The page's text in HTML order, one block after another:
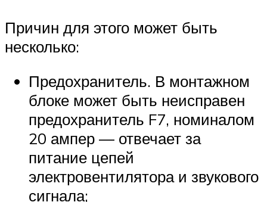
Причин для этого может быть
несколько:
Предохранитель. В монтажном
блоке может быть неисправен
предохранитель F7, номиналом
20 ампер — отвечает за
питание цепей
электровентилятора и звукового
сигнала;